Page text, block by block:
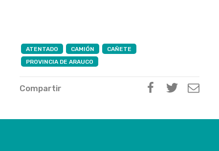
ATENTADO CAMIÓN
CAÑETE
PROVINCIA DE ARAUCO
Compartir